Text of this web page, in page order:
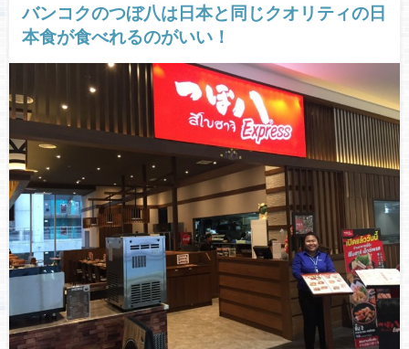
バンコクのつぼ八は日本と同じクオリティの日
本食が食べれるのがいい！